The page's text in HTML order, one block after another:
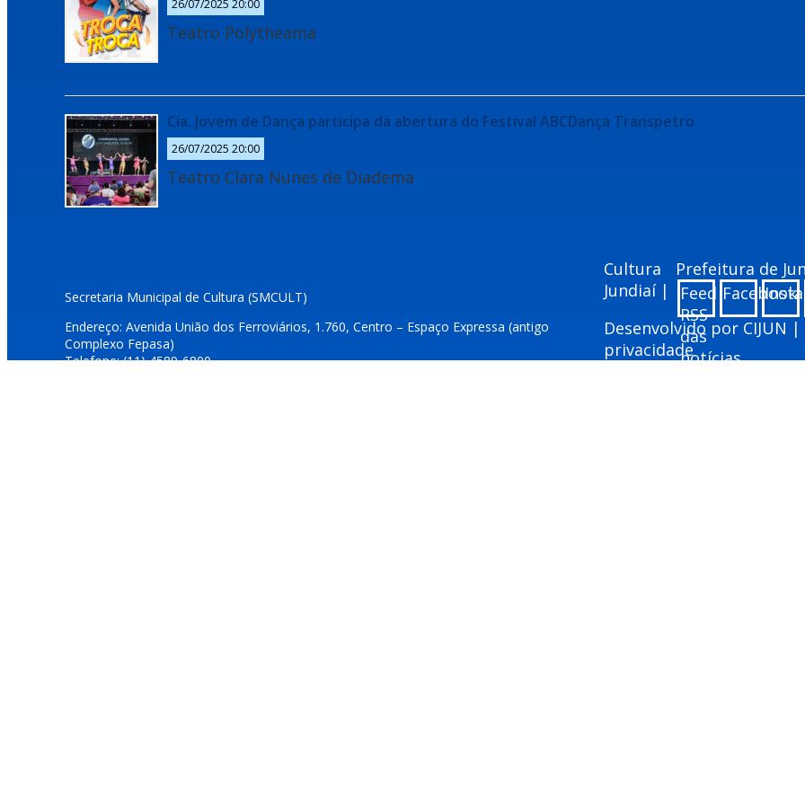
26/07/2025 20:00
Teatro Polytheama
Cia. Jovem de Dança participa da abertura do Festival ABCDança Transpetro
26/07/2025 20:00
Teatro Clara Nunes de Diadema
Secretaria Municipal de Cultura (SMCULT)
Endereço: Avenida União dos Ferroviários, 1.760, Centro – Espaço Expressa (antigo
Complexo Fepasa)
Telefone: (11) 4589-6800
Prefeitura de
Feed
RSS
das
notícias
Facebook
Cultura
Jundiaí |
Desenvolvido por CIJUN |
privacidade